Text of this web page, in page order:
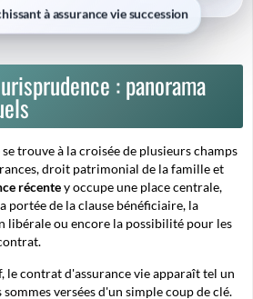
à assurance vie succession
: panorama
trouve à la croisée de plusieurs champs
droit patrimonial de la famille et
récentey occupe une place centrale,
portée de la clause bénéficiaire, la
libérale ou encore la possibilité pour les
le contrat d'assurance vie apparaît tel un
versées d'un simple coup de clé.